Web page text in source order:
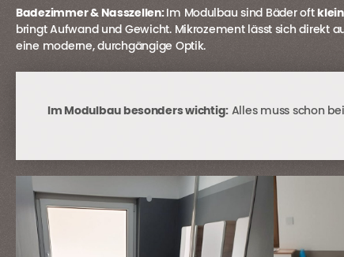
Badezimmer & Nasszellen: Im Modulbau sind Bäder oft
bringt Aufwand und Gewicht. Mikrozement lässt sich direkt
eine moderne, durchgängige Optik.
Im Modulbau besonders wichtig: Alles muss schon